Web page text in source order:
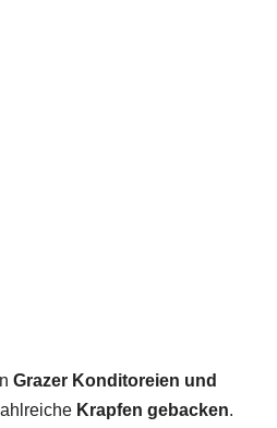
Grazer Konditoreien und
Krapfen gebacken.